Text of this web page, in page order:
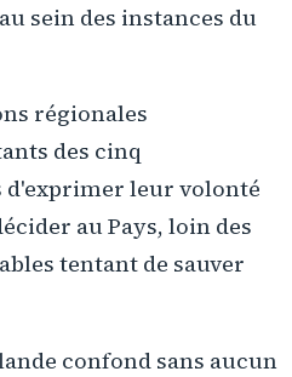
sein des instances du
régionales
des cinq
d'exprimer leur volonté
au Pays, loin des
tentant de sauver
confond sans aucun